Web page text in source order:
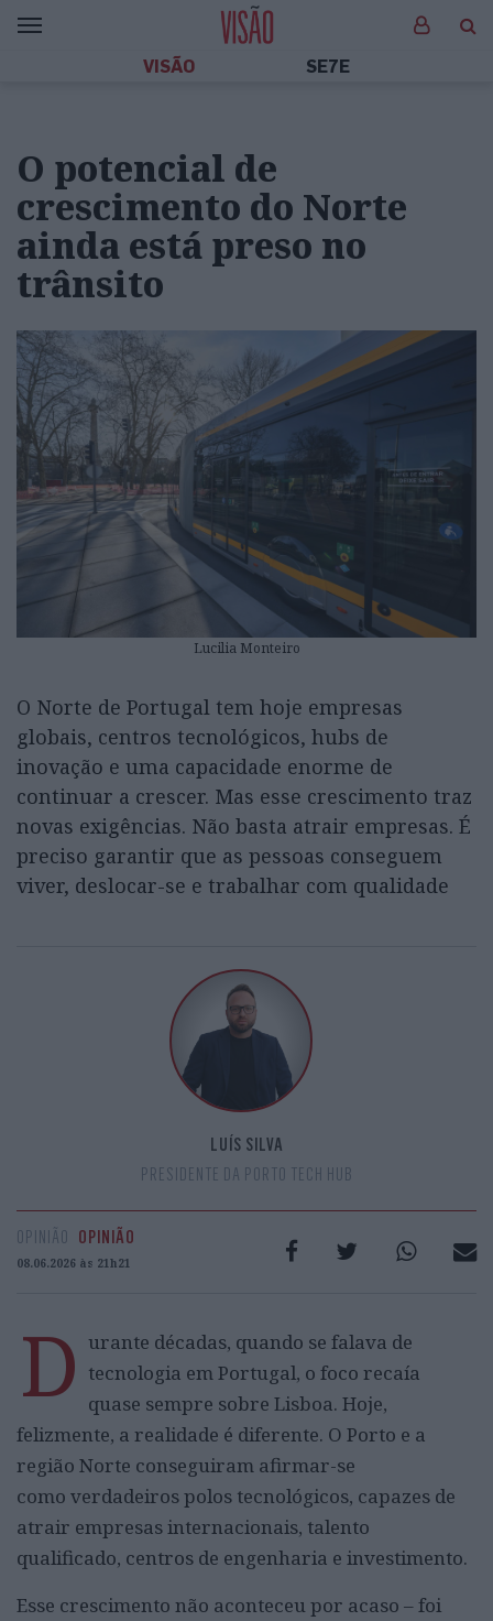
VISÃO SE7E
O potencial de
crescimento do Norte
ainda está preso no
trânsito
Lucilia Monteiro
O Norte de Portugal tem hoje empresas
globais, centros tecnológicos, hubs de
inovação e uma capacidade enorme de
continuar a crescer. Mas esse crescimento traz
novas exigências. Não basta atrair empresas. É
preciso garantir que as pessoas conseguem
viver, deslocar-se e trabalhar com qualidade
LUÍS SILVA
PRESIDENTE DA PORTO TECH HUB
OPINIÃO OPINIÃO
08.06.2026 às 21h21
D urante décadas, quando se falava de
tecnologia em Portugal, o foco recaía
quase sempre sobre Lisboa. Hoje,
felizmente, a realidade é diferente. O Porto e a
região Norte conseguiram afirmar-se
como verdadeiros polos tecnológicos, capazes de
atrair empresas internacionais, talento
qualificado, centros de engenharia e investimento.
Esse crescimento não aconteceu por acaso – foi